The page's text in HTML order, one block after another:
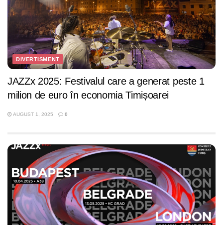
DIVERTISMENT
JAZZx 2025: Festivalul care a generat peste 1
milion de euro în economia Timișoarei
AUGUST 1, 2025 0